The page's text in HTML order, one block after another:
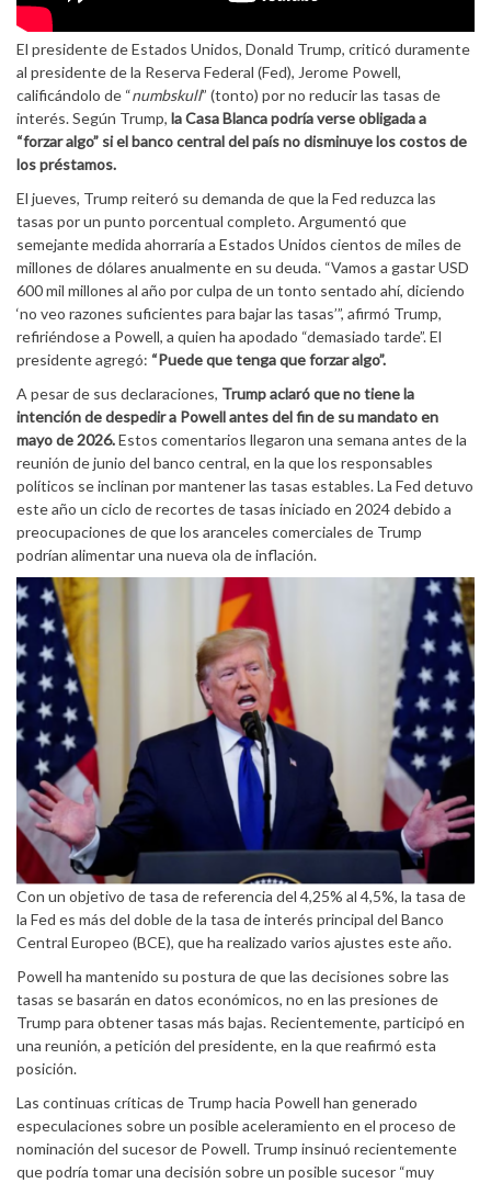
El presidente de Estados Unidos, Donald Trump, criticó duramente
al presidente de la Reserva Federal (Fed), Jerome Powell,
calificándolo de “numbskull” (tonto) por no reducir las tasas de
interés. Según Trump, la Casa Blanca podría verse obligada a
“forzar algo” si el banco central del país no disminuye los costos de
los préstamos.
El jueves, Trump reiteró su demanda de que la Fed reduzca las
tasas por un punto porcentual completo. Argumentó que
semejante medida ahorraría a Estados Unidos cientos de miles de
millones de dólares anualmente en su deuda. “Vamos a gastar USD
600 mil millones al año por culpa de un tonto sentado ahí, diciendo
‘no veo razones suficientes para bajar las tasas’”, afirmó Trump,
refiriéndose a Powell, a quien ha apodado “demasiado tarde”. El
presidente agregó: “Puede que tenga que forzar algo”.
A pesar de sus declaraciones, Trump aclaró que no tiene la
intención de despedir a Powell antes del fin de su mandato en
mayo de 2026.Estos comentarios llegaron una semana antes de la
reunión de junio del banco central, en la que los responsables
políticos se inclinan por mantener las tasas estables. La Fed detuvo
este año un ciclo de recortes de tasas iniciado en 2024 debido a
preocupaciones de que los aranceles comerciales de Trump
podrían alimentar una nueva ola de inflación.
Con un objetivo de tasa de referencia del 4,25% al 4,5%, la tasa de
la Fed es más del doble de la tasa de interés principal del Banco
Central Europeo (BCE), que ha realizado varios ajustes este año.
Powell ha mantenido su postura de que las decisiones sobre las
tasas se basarán en datos económicos, no en las presiones de
Trump para obtener tasas más bajas. Recientemente, participó en
una reunión, a petición del presidente, en la que reafirmó esta
posición.
Las continuas críticas de Trump hacia Powell han generado
especulaciones sobre un posible aceleramiento en el proceso de
nominación del sucesor de Powell. Trump insinuó recientemente
que podría tomar una decisión sobre un posible sucesor “muy